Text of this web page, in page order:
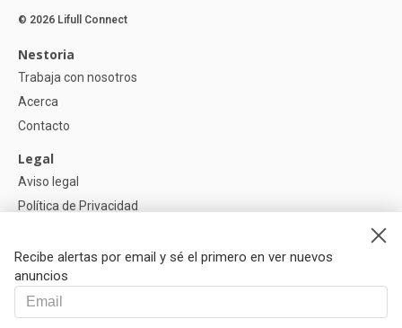
Recibe alertas por email y sé el primero en ver nuevos
anuncios
© 2026 Lifull Connect
Nestoria
Trabaja con nosotros
Acerca
Contacto
Legal
Aviso legal
Política de Privacidad
Ayuda
Preguntas
Nuestros Partners